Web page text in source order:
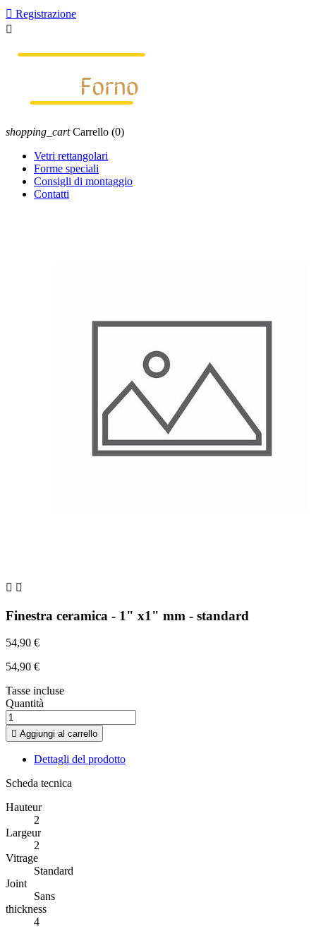
 Registrazione

shopping_cart Carrello (0)
Vetri rettangolari
Forme speciali
Consigli di montaggio
Contatti
 
Finestra ceramica - 1" x1" mm - standard
54,90 €
54,90 €
Tasse incluse
Quantità
 Aggiungi al carrello
Dettagli del prodotto
Scheda tecnica
Hauteur
2
Largeur
2
Vitrage
Standard
Joint
Sans
thickness
4